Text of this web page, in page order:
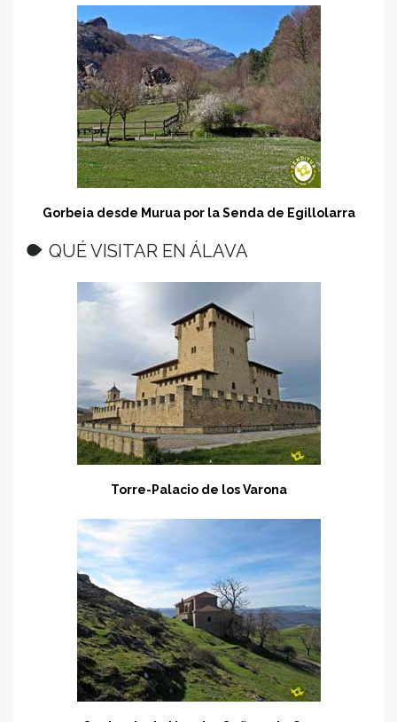
Gorbeia desde Murua por la Senda de Egillolarra
QUÉ VISITAR EN ÁLAVA
Torre-Palacio de los Varona